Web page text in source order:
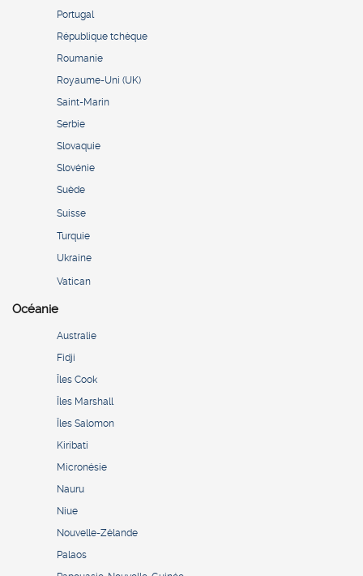
Portugal
République tchèque
Roumanie
Royaume-Uni (UK)
Saint-Marin
Serbie
Slovaquie
Slovénie
Suède
Suisse
Turquie
Ukraine
Vatican
Océanie
Australie
Fidji
Îles Cook
Îles Marshall
Îles Salomon
Kiribati
Micronésie
Nauru
Niue
Nouvelle-Zélande
Palaos